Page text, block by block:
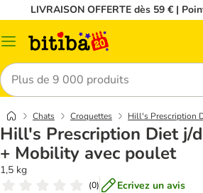
LIVRAISON OFFERTE dès 59 € |
Menu
Rechercher
Chats Croquettes Hill's Prescription
Hill's Prescription Diet j/
+ Mobility avec poulet
1,5 kg
(0) Ecrivez un avis